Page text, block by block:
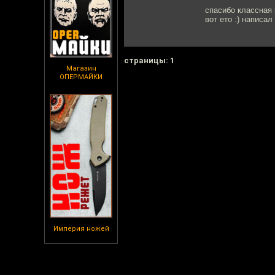
Магазин
ОПЕРМАЙКИ
Империя ножей
спасибо классная
вот eто :)
cтраницы: 1